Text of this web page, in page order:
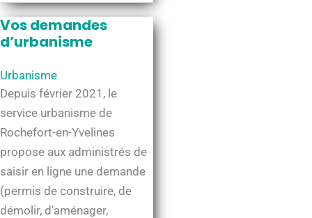
maison
dans
PNR
-
recommandations
architecturales
Vos demandes
d’urbanisme
Urbanisme
Depuis février 2021, le
service urbanisme de
Rochefort-en-Yvelines
propose aux administrés de
saisir en ligne une demande
(permis de construire, de
démolir, d’aménager,